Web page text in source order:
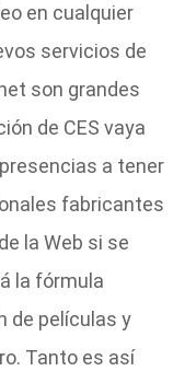
en cualquier
servicios de
son grandes
de CES vaya
a tener
fabricantes
la Web si se
la fórmula
de películas y
Tanto es así